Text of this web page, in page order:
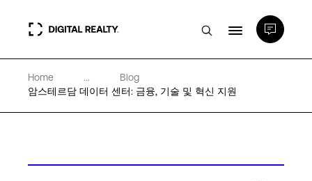
데이터 센터
Home ...
Blog
암스테르담 데이터 센터: 금융, 기술 및 혁신 지원